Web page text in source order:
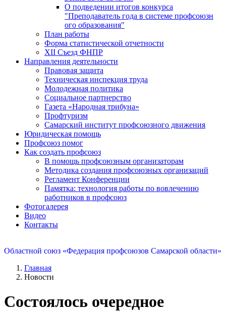
О подведении итогов конкурса
"Преподаватель года в системе профсоюзн
ого образования"
План работы
Форма статистической отчетности
XII Съезд ФНПР
Направления деятельности
Правовая защита
Техническая инспекция труда
Молодежная политика
Социальное партнерство
Газета «Народная трибуна»
Профтуризм
Самарский институт профсоюзного движения
Юридическая помощь
Профсоюз помог
Как создать профсоюз
В помощь профсоюзным организаторам
Методика создания профсоюзных организаций
Регламент Конференции
Памятка: технология работы по вовлечению
работников в профсоюз
Фотогалерея
Видео
Контакты
Областной союз «Федерация профсоюзов Самарской области»
Главная
Новости
Состоялось очередное